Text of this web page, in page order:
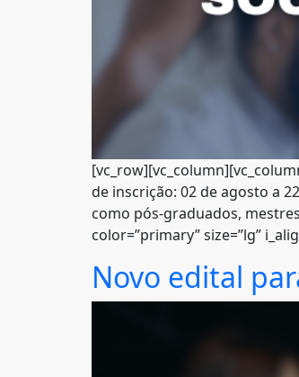
de inscrição: 02 de agosto a
como pós-graduados,
color=”primary” size=”lg”
Novo edital